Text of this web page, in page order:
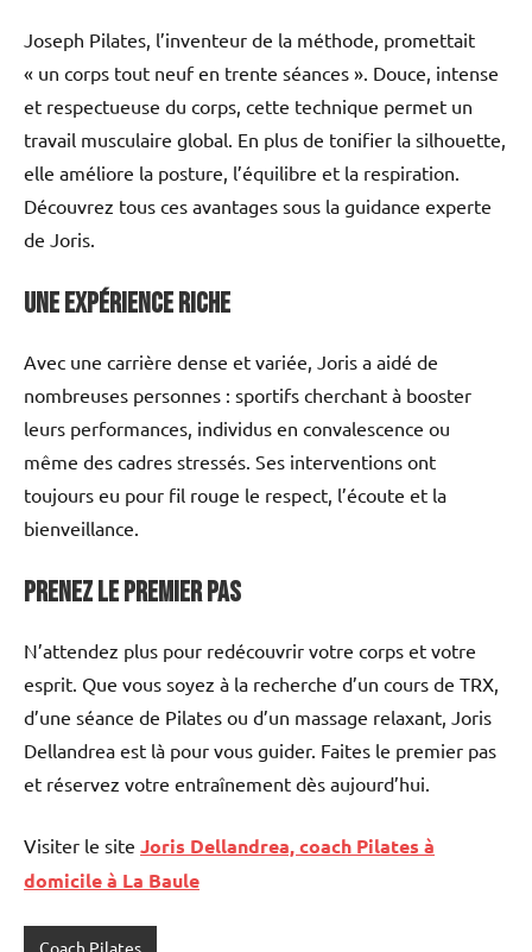
Joseph Pilates, l’inventeur de la méthode, promettait
« un corps tout neuf en trente séances ». Douce, intense
et respectueuse du corps, cette technique permet un
travail musculaire global. En plus de tonifier la silhouette,
elle améliore la posture, l’équilibre et la respiration.
Découvrez tous ces avantages sous la guidance experte
de Joris.
Une expérience riche
Avec une carrière dense et variée, Joris a aidé de
nombreuses personnes : sportifs cherchant à booster
leurs performances, individus en convalescence ou
même des cadres stressés. Ses interventions ont
toujours eu pour fil rouge le respect, l’écoute et la
bienveillance.
Prenez le premier pas
N’attendez plus pour redécouvrir votre corps et votre
esprit. Que vous soyez à la recherche d’un cours de TRX,
d’une séance de Pilates ou d’un massage relaxant, Joris
Dellandrea est là pour vous guider. Faites le premier pas
et réservez votre entraînement dès aujourd’hui.
Visiter le site Joris Dellandrea, coach Pilates à
domicile à La Baule
Coach Pilates